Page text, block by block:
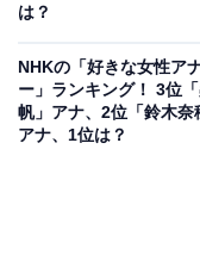
る姿が浮かびます」
といった声が上がっ
は？
NHKの「好きな女性ア
ー」ランキング！ 3位
帆」アナ、2位「鈴木奈
アナ、1位は？